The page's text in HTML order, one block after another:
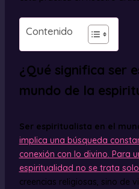
Contenido
¿Qué significa ser
mundo de la
Ser espiritualista en el
implica una búsqueda
conexión con lo divino. Para
espiritualidad no se trata
creencias religiosas, sino de